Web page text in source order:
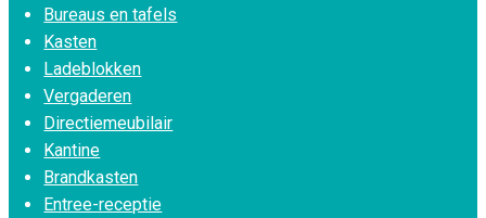
Bureaus en tafels
Kasten
Ladeblokken
Vergaderen
Directiemeubilair
Kantine
Brandkasten
Entree-receptie